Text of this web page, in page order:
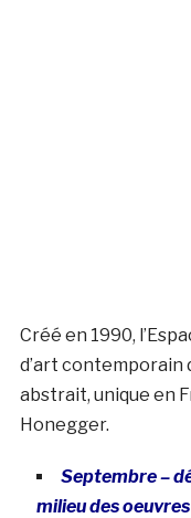
Créé en 1990,
d’art contemporain
abstrait, unique en
Honegger.
Septembre –
milieu des